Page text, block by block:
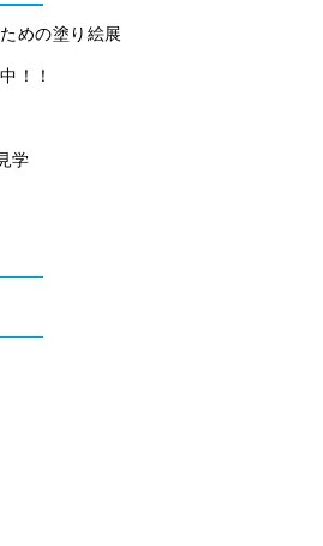
めの塗り絵展
！！
学